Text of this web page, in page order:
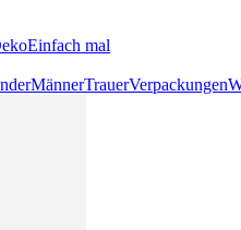
Einfach mal
MännerTrauerVerpackungen